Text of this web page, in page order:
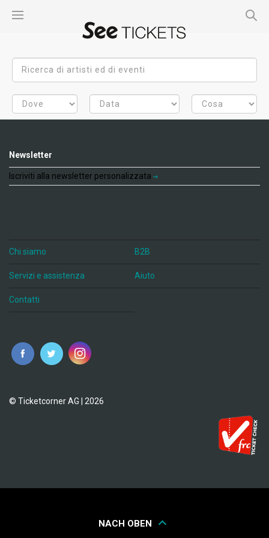
Newsletter
Iscriviti alla newsletter personalizzata
Chi siamo B2B
Servizi e assistenza Aiuto
Contatti
© Ticketcorner AG | 2026
NACH OBEN